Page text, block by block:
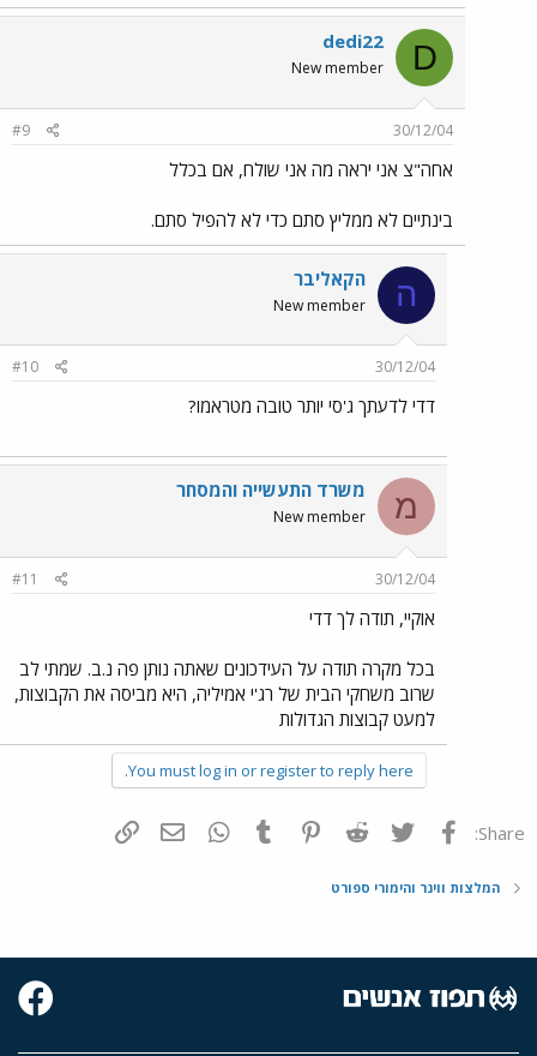
D
dedi22
New member
30/12/04
#9
אחה"צ אני יראה מה אני שולח, אם בכלל
בינתיים לא ממליץ סתם כדי לא להפיל סתם.
ה הקאליבר
New member
30/12/04
#10
דדי לדעתך ג'סי יותר טובה מטראמו?
מ משרד התעשייה והמסחר
New member
30/12/04
#11
אוקיי, תודה לך דדי
בכל מקרה תודה על העידכונים שאתה נותן פה נ.ב. שמתי לב
שרוב משחקי הבית של רג'י אמיליה, היא מביסה את הקבוצות,
למעט קבוצות הגדולות
You must log in or register to reply here.
Share: פייסבוק Twitter
Reddit
Pinterest
Tumblr
WhatsAppדואר אלקטרוני
המלצות ווינר והימורי ספורט